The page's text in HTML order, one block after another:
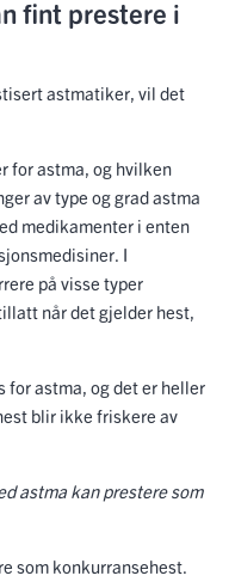
fint prestere i
astmatiker, vil det
for astma, og hvilken
av type og grad astma
medikamenter i enten
I
på visse typer
når det gjelder hest,
for astma, og det er heller
blir ikke friskere av
astma kan prestere som
som konkurransehest.